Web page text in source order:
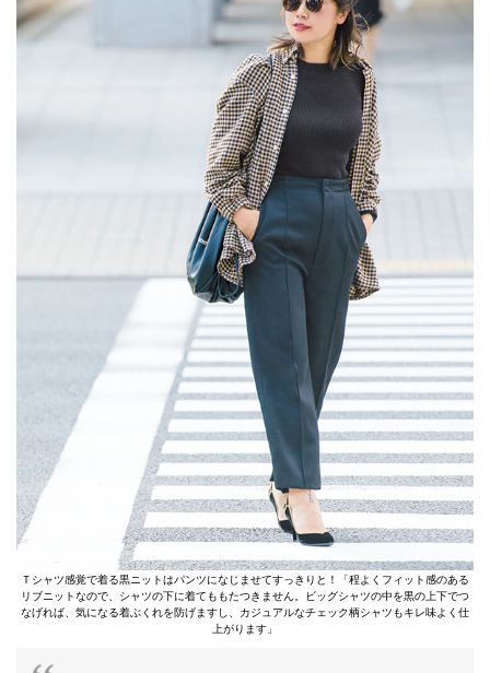
Ｔシャツ感覚で着る黒ニットはパンツになじませてすっきりと！「程よくフィット感のある
リブニットなので、シャツの下に着てももたつきません。ビッグシャツの中を黒の上下でつ
なげれば、気になる着ぶくれを防げますし、カジュアルなチェック柄シャツもキレ味よく仕
上がります」